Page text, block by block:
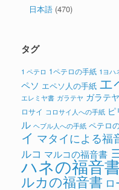
日本語 (470)
タグ
1 ペテロ 1ペテロの手紙 1ヨハ
ペソ エペソ人の手紙 エ
エレミヤ書 ガラテヤ ガラテ
ロサイ コロサイ人への手紙 ピ
ル ヘブル人への手紙 ペテロ
イ マタイによる福
ルコ マルコの福音書
ハネの福音
ルカの福音書